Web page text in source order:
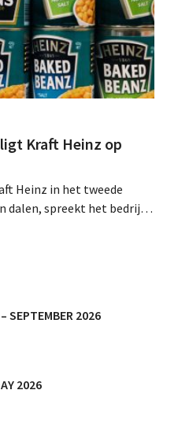
Kraft Heinz op
Heinz in het tweede
dalen, spreekt het bedrijf
SEPTEMBER 2026
2026